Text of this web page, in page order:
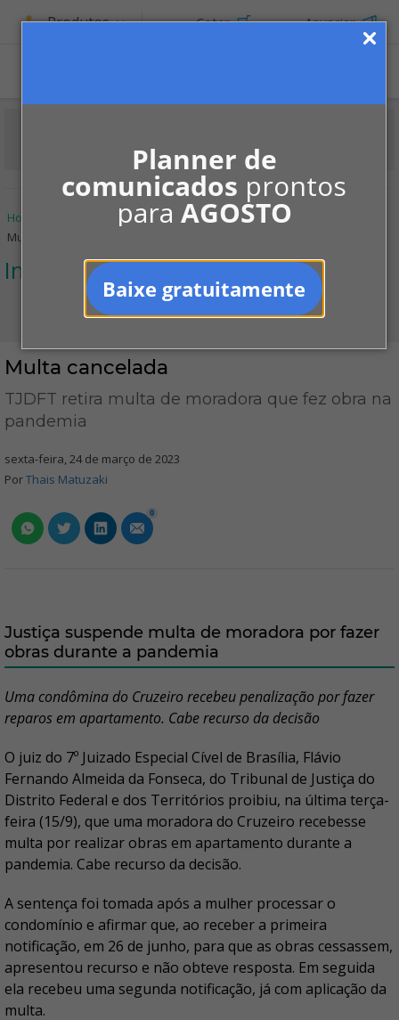
Planner de
comunicados prontos
para AGOSTO
Baixe gratuitamente
Produtos Cotar Anunciar
Home Jurisprudências
Infração às regras
Multa cancelada
Infração às regras
Multa cancelada
TJDFT retira multa de moradora que fez obra na
pandemia
sexta-feira, 24 de março de 2023
PorThais Matuzaki
0
Justiça suspende multa de moradora por fazer
obras durante a pandemia
Uma condômina do Cruzeiro recebeu penalização por fazer
reparos em apartamento. Cabe recurso da decisão
O juiz do 7º Juizado Especial Cível de Brasília, Flávio
Fernando Almeida da Fonseca, do Tribunal de Justiça do
Distrito Federal e dos Territórios proibiu, na última terça-
feira (15/9), que uma moradora do Cruzeiro recebesse
multa por realizar obras em apartamento durante a
pandemia. Cabe recurso da decisão.
A sentença foi tomada após a mulher processar o
condomínio e afirmar que, ao receber a primeira
notificação, em 26 de junho, para que as obras cessassem,
apresentou recurso e não obteve resposta. Em seguida
ela recebeu uma segunda notificação, já com aplicação da
multa.